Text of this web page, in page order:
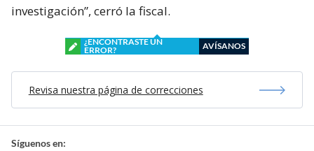
investigación”, cerró la fiscal.
¿ENCONTRASTE UN
ERROR?
AVÍSANOS
Revisa nuestra página de correcciones
Síguenos en: